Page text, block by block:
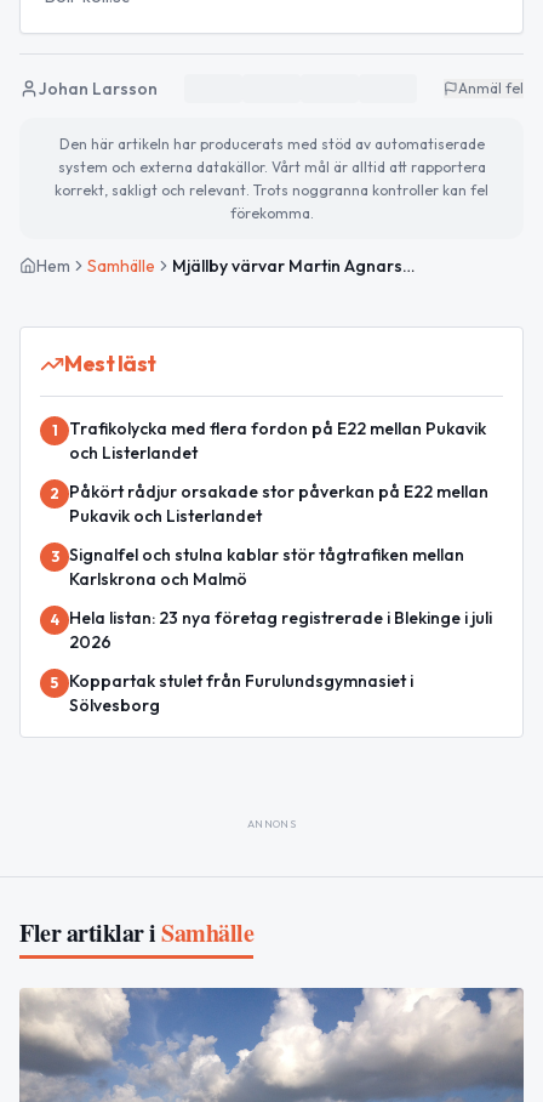
Johan Larsson Anmäl fel
Den här artikeln har producerats med stöd av automatiserade
system och externa datakällor. Vårt mål är alltid att rapportera
korrekt, sakligt och relevant. Trots noggranna kontroller kan fel
förekomma.
Hem Samhälle Mjällby värvar Martin Agnarsson
Mest läst
1
Trafikolycka med flera fordon på E22 mellan Pukavik
och Listerlandet
2
Påkört rådjur orsakade stor påverkan på E22 mellan
Pukavik och Listerlandet
3 Signalfel och stulna kablar stör tågtrafiken mellan
Karlskrona och Malmö
4
Hela listan: 23 nya företag registrerade i Blekinge i juli
2026
5
Koppartak stulet från Furulundsgymnasiet i
Sölvesborg
ANNONS
Fler artiklar iSamhälle